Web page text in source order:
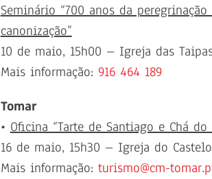
Seminário “700 anos da
canonização”
10 de maio, 15h00 – Igreja das
Mais informação: 916 464 189
Tomar
• Oficina “Tarte de Santiago e Chá do
16 de maio, 15h30 – Igreja do
Mais informação: turismo@cm-